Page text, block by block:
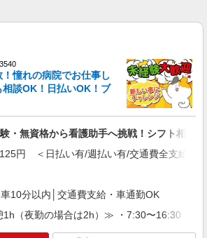
詳細を見る
市
師（訪問入浴）
時給1695円〜1745円 ※経験・能力による
5号 野呂貸事務所
株式会社 全支援対応コース
憧れの病院でお仕事し
相談OK！日払いOK！ブ
・無資格から看護助手へ挑戦！シフト相談
円 ＜日払い有/週払い有/交通費全支給(ガ
10分以内│交通費支給・車通勤OK
（夜勤の場合は2h）≫ ・7:30〜16:30 ・